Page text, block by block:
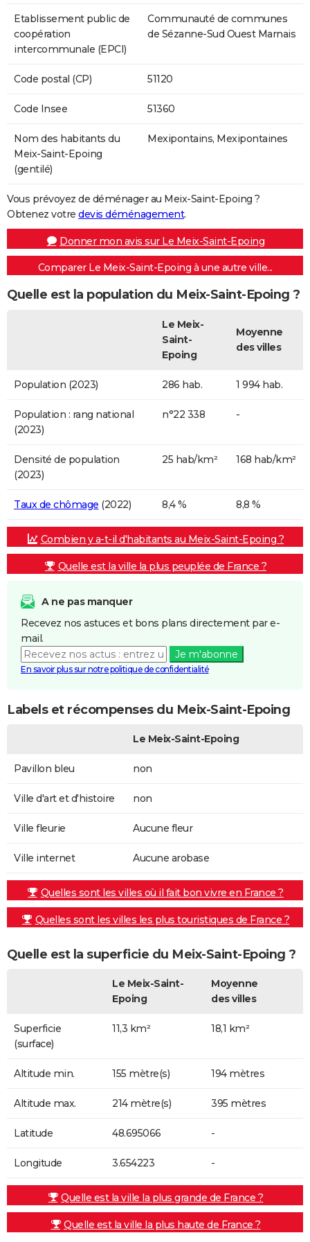
Etablissement public de
coopération
intercommunale (EPCI)
Communauté de communes
de Sézanne-Sud Ouest Marnais
Code postal (CP) 51120
Code Insee 51360
Nom des habitants du
Meix-Saint-Epoing
(gentilé)
Mexipontains, Mexipontaines
Vous prévoyez de déménager au Meix-Saint-Epoing ?
Obtenez votre devis déménagement.
Donner mon avis sur Le Meix-Saint-Epoing
Comparer Le Meix-Saint-Epoing à une autre ville...
Quelle est la population du Meix-Saint-Epoing ?
Le Meix-
Saint-
Epoing
Moyenne
des villes
Population (2023) 286 hab. 1 994 hab.
Population : rang national
(2023)
n°22 338 -
Densité de population
(2023)
25 hab/km² 168 hab/km²
Taux de chômage (2022) 8,4 % 8,8 %
Combien y a-t-il d'habitants au Meix-Saint-Epoing ?
Quelle est la ville la plus peuplée de France ?
A ne pas manquer
Recevez nos astuces et bons plans directement par e-
mail.
Je m'abonne
En savoir plus sur notre politique de confidentialité
Labels et récompenses du Meix-Saint-Epoing
Le Meix-Saint-Epoing
Pavillon bleu non
Ville d'art et d'histoire non
Ville fleurie Aucune fleur
Ville internet Aucune arobase
Quelles sont les villes où il fait bon vivre en France ?
Quelles sont les villes les plus touristiques de France ?
Quelle est la superficie du Meix-Saint-Epoing ?
Le Meix-Saint-
Epoing
Moyenne
des villes
Superficie
(surface)
11,3 km² 18,1 km²
Altitude min. 155 mètre(s) 194 mètres
Altitude max. 214 mètre(s) 395 mètres
Latitude 48.695066 -
Longitude 3.654223 -
Quelle est la ville la plus grande de France ?
Quelle est la ville la plus haute de France ?